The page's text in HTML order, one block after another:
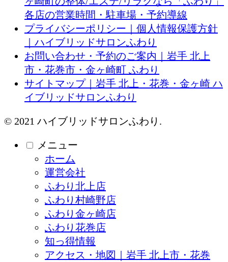
各店の営業時間・駐車場・予約導線
プライバシーポリシー｜個人情報保護方針
｜ハイブリッドサロンふわり
お問い合わせ・予約のご案内｜岩手 北上
市・花巻市・金ヶ崎町 ふわり
サイトマップ｜岩手 北上・花巻・金ヶ崎 ハ
イブリッドサロンふわり
© 2021 ハイブリッドサロンふわり.
メニュー
ホーム
運営会社
ふわり北上店
ふわり村崎野店
ふわり金ヶ崎店
ふわり花巻店
知っ得情報
アクセス・地図｜岩手 北上市・花巻